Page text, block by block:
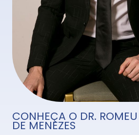
CONHEÇA O DR.
DE MENEZES